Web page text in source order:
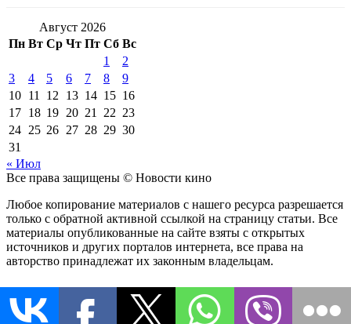
Август 2026
Пн Вт Ср Чт Пт Сб Вс
1
2
3
4 5 6 7 8
9
10 11 12 13 14 15 16
17 18 19 20 21 22 23
24 25 26 27 28 29 30
31
« Июл
Все права защищены © Новости кино
Любое копирование материалов с нашего ресурса разрешается
только с обратной активной ссылкой на страницу статьи. Все
материалы опубликованные на сайте взяты с открытых
источников и других порталов интернета, все права на
авторство принадлежат их законным владельцам.